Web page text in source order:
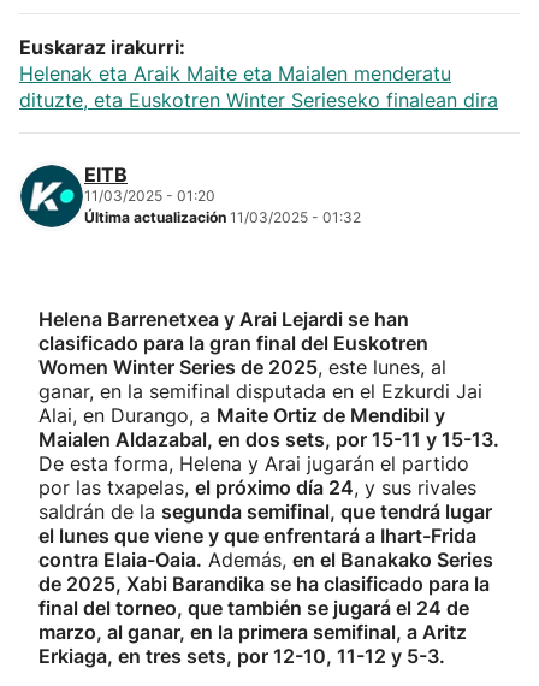
Euskaraz irakurri:
Helenak eta Araik Maite eta Maialen menderatu
dituzte, eta Euskotren Winter Serieseko finalean dira
EITB
11/03/2025 - 01:20
Última actualización 11/03/2025 - 01:32
Helena Barrenetxea y Arai Lejardi se han
clasificado para la gran final del Euskotren
Women Winter Series de 2025, este lunes, al
ganar, en la semifinal disputada en el Ezkurdi Jai
Alai, en Durango, a Maite Ortiz de Mendibil y
Maialen Aldazabal, en dos sets, por 15-11 y 15-13.
De esta forma, Helena y Arai jugarán el partido
por las txapelas, el próximo día 24, y sus rivales
saldrán de la segunda semifinal, que tendrá lugar
el lunes que viene y que enfrentará a Ihart-Frida
contra Elaia-Oaia. Además, en el Banakako Series
de 2025, Xabi Barandika se ha clasificado para la
final del torneo, que también se jugará el 24 de
marzo, al ganar, en la primera semifinal, a Aritz
Erkiaga, en tres sets, por 12-10, 11-12 y 5-3.